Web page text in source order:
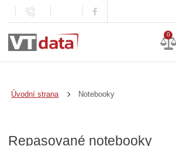
0
Úvodní strana Notebooky
Repasované notebooky